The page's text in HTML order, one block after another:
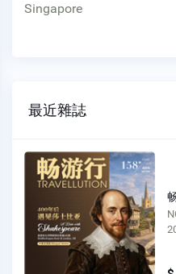
Singapore
最近雜誌